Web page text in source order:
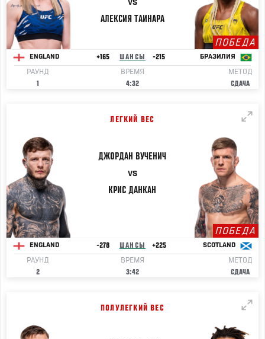
VS
АЛЕКСИЯ ТАИНАРА
ПОБЕДА
ENGLAND +165 ШАНСЫ -215 БРАЗИЛИЯ
РАУНД
1
ВРЕМЯ
4:32
МЕТОД
СДАЧА
ЛЕГКИЙ ВЕС
ДЖОРДАН ВУЧЕНИЧ
VS
КРИС ДАНКАН
ПОБЕДА
ENGLAND -278 ШАНСЫ +225 SCOTLAND
РАУНД
2
ВРЕМЯ
3:42
МЕТОД
СДАЧА
ПОЛУЛЕГКИЙ ВЕС